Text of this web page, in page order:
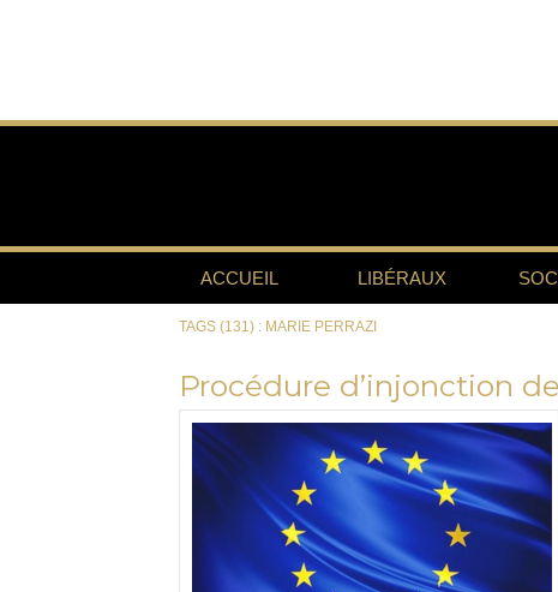
ACCUEIL LIBÉRAUX
TAGS (131) : MARIE PERRAZI
Procédure d’injonction